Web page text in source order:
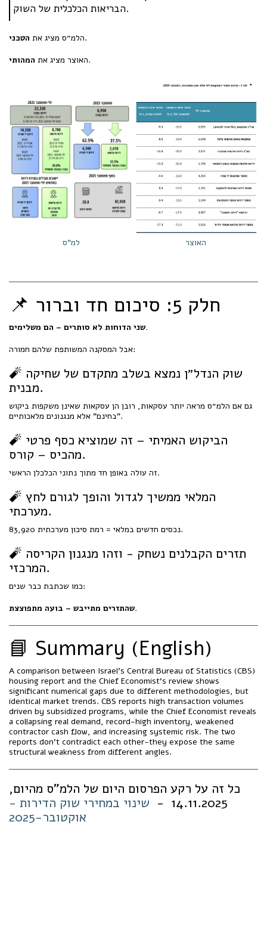
הבריאות הכלכלית של השוק.
הלמ״ס מציג את הטכני
.
האוצר מציג את המהותי .
למ"ס האוצר
📌 חלק 5: סיכום חד וברור
שני הדוחות לא סותרים – הם משלימים.
אבל המסקנה המשותפת שלהם חמורה:
🧨 שוק הנדל״ן נמצא בשלב מתקדם של שחיקה
מבנית.
גם אם הלמ״ס מראה יותר עסקאות, רובן הן עסקאות שאינן משקפות ביקוש
"בחינם" אלא מנגנונים מלאכותיים.
🧨 הביקוש האמיתי – זה שמוציא כסף פרטי
מהכיס – קורס.
זה עולה באופן חד מתוך נתוני הכלכלן הראשי.
🧨 המלאי ממשיך לגדול והופך לגורם לחץ
מערכתי.
83,920 נכסים חדשים במלאי = רמת סיכון מערכתית.
🧨 תזרים הקבלנים נשחק - וזהו מנגנון הקריסה
המרכזי.
כמו שכתבת כבר שנים:
שהתזרים מתייבש – בועה מתפוצצת.
📘 Summary (English)
A comparison between Israel’s Central Bureau of Statistics (CBS)
housing report and the Chief Economist’s review shows
significant numerical gaps due to different methodologies, but
identical market trends. CBS reports high transaction volumes
driven by subsidized programs, while the Chief Economist reveals
a collapsing real demand, record-high inventory, weakened
contractor cash flow, and increasing systemic risk. The two
reports don’t contradict each other-they expose the same
structural weakness from different angles.
כל זה על רקע הפרסום היום של הלמ"ס מהיום,
14.11.2025 -
שינוי במחירי שוק הדירות -
אוקטובר-2025